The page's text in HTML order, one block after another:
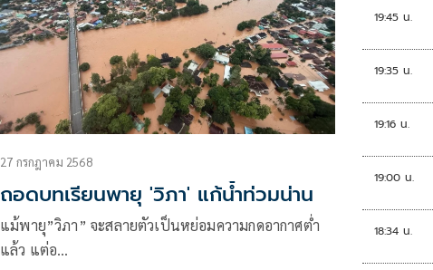
27 กรกฎาคม 2568
ถอดบทเรียนพายุ 'วิภา' แก้น้ำท่วมน่าน
แม้พายุ”วิภา” จะสลายตัวเป็นหย่อมความกดอากาศต่ำ
แล้ว แต่อ…
19:45 น.
19:35 น.
19:16 น.
19:00 น.
18:34 น.